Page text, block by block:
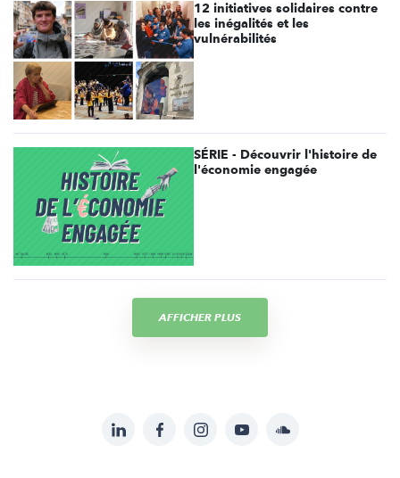
12 initiatives solidaires contre
les inégalités et les
vulnérabilités
SÉRIE - Découvrir l'histoire de
l'économie engagée
AFFICHER PLUS
LinkedInFacebookInstagramYouTubeSoundcloud